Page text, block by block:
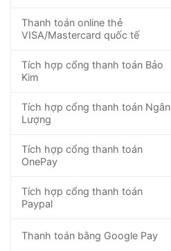
Thanh toán online thẻ
VISA/Mastercard quốc tế
Tích hợp cổng thanh toán Bảo
Kim
Tích hợp cổng thanh toán Ngân
Lượng
Tích hợp cổng thanh toán
OnePay
Tích hợp cổng thanh toán
Paypal
Thanh toán bằng Google Pay